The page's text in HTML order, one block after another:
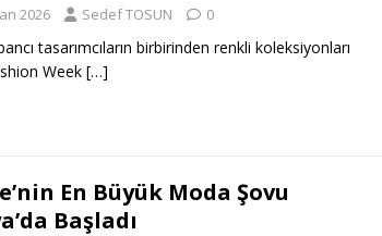
2026 Sedef TOSUN 0
tasarımcıların birbirinden renkli koleksiyonları
Week […]
En Büyük Moda Şovu
Başladı